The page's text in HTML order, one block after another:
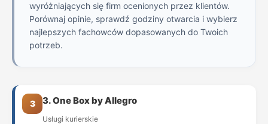
wyróżniających się firm ocenionych przez klientów.
Porównaj opinie, sprawdź godziny otwarcia i wybierz
najlepszych fachowców dopasowanych do Twoich
potrzeb.
3 3. One Box by Allegro
Usługi kurierskie